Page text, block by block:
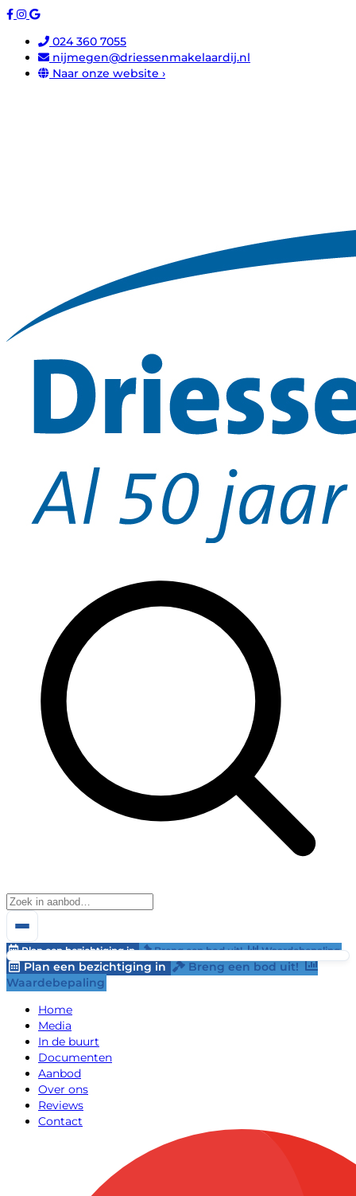
024 360 7055
nijmegen@driessenmakelaardij.nl
Naar onze website ›
Plan een bezichtiging in Breng een bod uit! Waardebepaling
Plan een bezichtiging in
Breng een bod uit!
Waardebepaling
Home
Media
In de buurt
Documenten
Aanbod
Over ons
Reviews
Contact